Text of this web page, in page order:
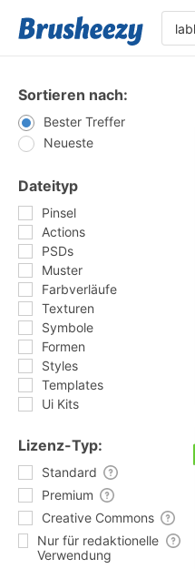
Sortieren nach:
Bester Treffer
Neueste
Dateityp
Pinsel
Actions
PSDs
Muster
Farbverläufe
Texturen
Symbole
Formen
Styles
Templates
Ui Kits
Lizenz-Typ:
Standard
Premium
Creative Commons
Nur für redaktionelle
Verwendung